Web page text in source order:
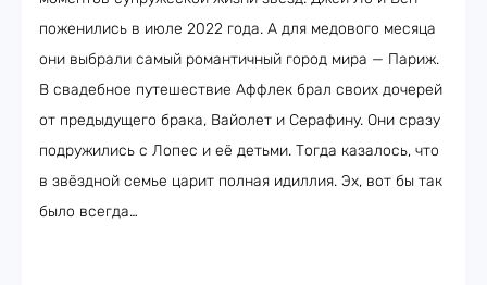
поженились в июле 2022 года. А для медового месяца
они выбрали самый романтичный город мира — Париж.
В свадебное путешествие Аффлек брал своих дочерей
от предыдущего брака, Вайолет и Серафину. Они сразу
подружились с Лопес и её детьми. Тогда казалось, что
в звёздной семье царит полная идиллия. Эх, вот бы так
было всегда…